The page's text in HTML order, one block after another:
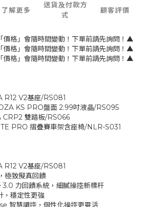
了解更多
送貨及付款方
式
顧客評價
格」會隨時間變動！下單前請先詢問！▲
格」會隨時間變動！下單前請先詢問！▲
格」會隨時間變動！下單前請先詢問！▲
R12 V2基座/RS081
KS PRO盤面 2.99吋液晶/RS095
CRP2 雙踏板/RS066
PRO 摺疊賽車架含座椅/NLR-S031
R12 V2基座/RS081
極致擬真回饋
力回饋系統，細膩操控新標杆
，穩定性更強
智慧調控，個性化操控更靈活